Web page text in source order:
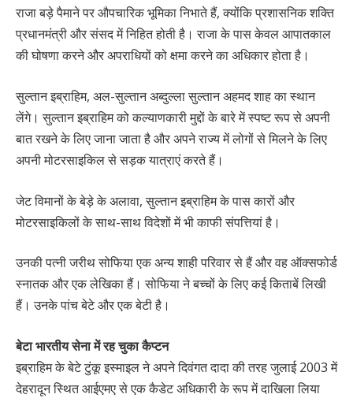
राजा बड़े पैमाने पर औपचारिक भूमिका निभाते हैं, क्योंकि प्रशासनिक शक्ति
प्रधानमंत्री और संसद में निहित होती है। राजा के पास केवल आपातकाल
की घोषणा करने और अपराधियों को क्षमा करने का अधिकार होता है।
सुल्तान इब्राहिम, अल-सुल्तान अब्दुल्ला सुल्तान अहमद शाह का स्थान
लेंगे। सुल्तान इब्राहिम को कल्याणकारी मुद्दों के बारे में स्पष्ट रूप से अपनी
बात रखने के लिए जाना जाता है और अपने राज्य में लोगों से मिलने के लिए
अपनी मोटरसाइकिल से सड़क यात्राएं करते हैं।
जेट विमानों के बेड़े के अलावा, सुल्तान इब्राहिम के पास कारों और
मोटरसाइकिलों के साथ-साथ विदेशों में भी काफी संपत्तियां है।
उनकी पत्नी जरीथ सोफिया एक अन्य शाही परिवार से हैं और वह ऑक्सफोर्ड
स्नातक और एक लेखिका हैं। सोफिया ने बच्चों के लिए कई किताबें लिखी
हैं। उनके पांच बेटे और एक बेटी है।
बेटा भारतीय सेना में रह चुका कैप्टन
इब्राहिम के बेटे टुंकू इस्माइल ने अपने दिवंगत दादा की तरह जुलाई 2003 में
देहरादून स्थित आईएमए से एक कैडेट अधिकारी के रूप में दाखिला लिया